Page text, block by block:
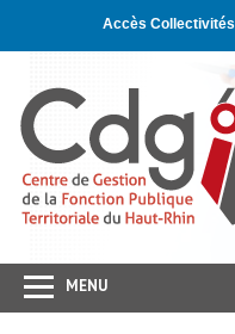
navigation
Accès Collectivités
MENU